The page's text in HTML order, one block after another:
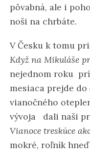
pôvabná, ale i
noši na chrbáte.
V Česku k tomu
Když na Mikuláše
nejednom roku
mesiaca prejde do
vianočného
vývoja dali naši
Vianoce treskúce
mokré, roľník